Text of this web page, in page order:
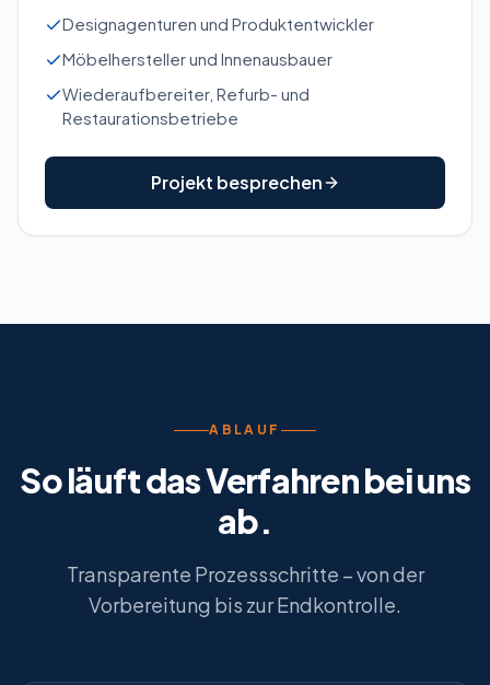
Designagenturen und Produktentwickler
Möbelhersteller und Innenausbauer
Wiederaufbereiter, Refurb- und
Restaurationsbetriebe
Projekt besprechen
ABLAUF
So läuft das Verfahren bei uns
ab.
Transparente Prozessschritte – von der
Vorbereitung bis zur Endkontrolle.